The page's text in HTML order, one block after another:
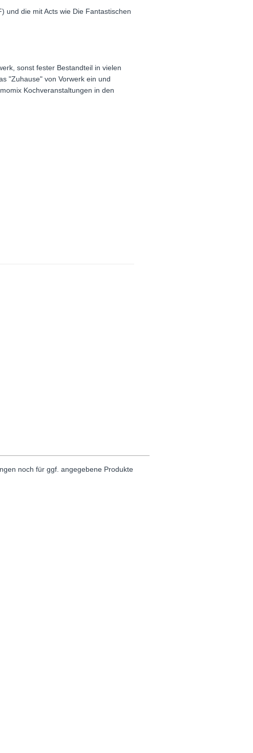
und die mit Acts wie Die Fantastischen
sonst fester Bestandteil in vielen
"Zuhause" von Vorwerk ein und
Kochveranstaltungen in den
noch für ggf. angegebene Produkte